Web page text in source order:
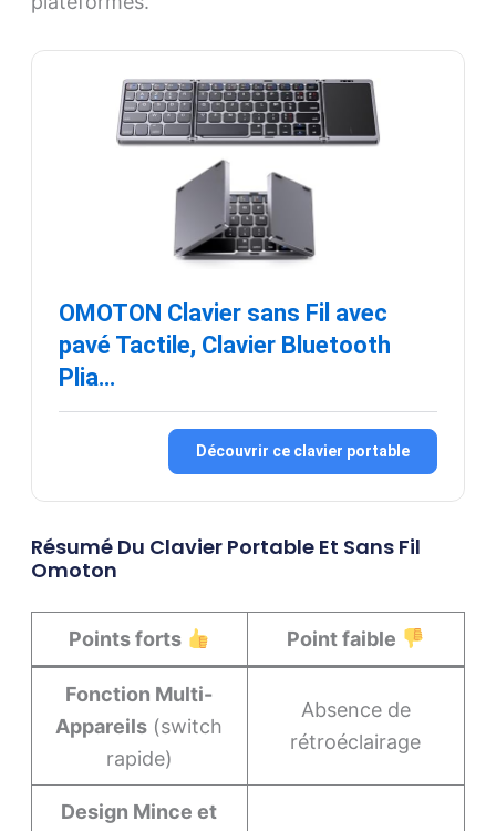
OMOTON Clavier sans Fil avec
pavé Tactile, Clavier Bluetooth
Plia…
Découvrir ce clavier portable
Résumé Du Clavier Portable Et Sans Fil
Omoton
Points forts Point faible
Fonction Multi-
Appareils (switch
rapide)
Absence de
rétroéclairage
Design Mince et